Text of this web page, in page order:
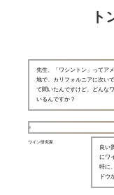
ト
先生、「ワシントン」ってア
地で、カリフォルニアに次い
て聞いたんですけど、どんな
いるんですか？
ワイン研究家
良い
にワ
特に
ドウ